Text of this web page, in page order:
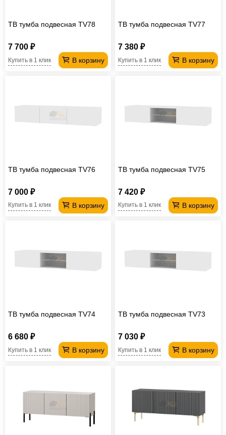
ТВ тумба подвесная TV78
7 700 ₽
В корзину
Купить в 1 клик
ТВ тумба подвесная TV77
7 380 ₽
В корзину
Купить в 1 клик
ТВ тумба подвесная TV76
7 000 ₽
В корзину
Купить в 1 клик
ТВ тумба подвесная TV75
7 420 ₽
В корзину
Купить в 1 клик
ТВ тумба подвесная TV74
6 680 ₽
В корзину
Купить в 1 клик
ТВ тумба подвесная TV73
7 030 ₽
В корзину
Купить в 1 клик